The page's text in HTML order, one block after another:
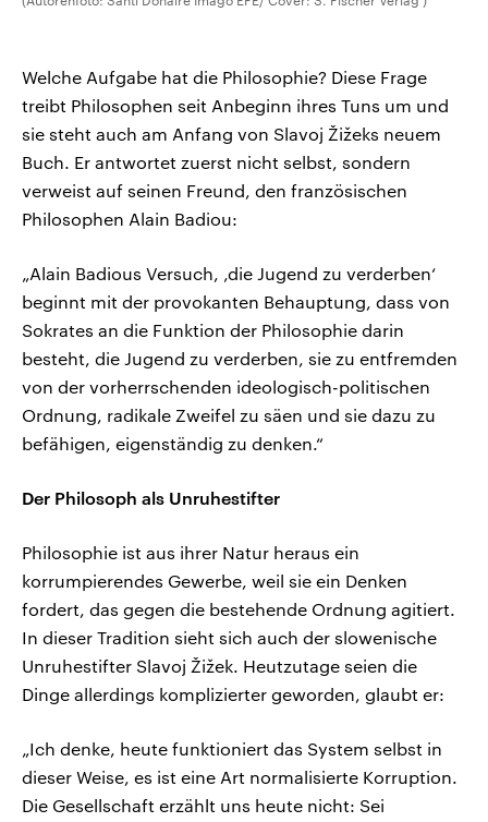
Welche Aufgabe hat die Philosophie? Diese Frage
treibt Philosophen seit Anbeginn ihres Tuns um und
sie steht auch am Anfang von Slavoj Žižeks neuem
Buch. Er antwortet zuerst nicht selbst, sondern
verweist auf seinen Freund, den französischen
Philosophen Alain Badiou:
„Alain Badious Versuch, ‚die Jugend zu verderben‘
beginnt mit der provokanten Behauptung, dass von
Sokrates an die Funktion der Philosophie darin
besteht, die Jugend zu verderben, sie zu entfremden
von der vorherrschenden ideologisch-politischen
Ordnung, radikale Zweifel zu säen und sie dazu zu
befähigen, eigenständig zu denken.“
Der Philosoph als Unruhestifter
Philosophie ist aus ihrer Natur heraus ein
korrumpierendes Gewerbe, weil sie ein Denken
fordert, das gegen die bestehende Ordnung agitiert.
In dieser Tradition sieht sich auch der slowenische
Unruhestifter Slavoj Žižek. Heutzutage seien die
Dinge allerdings komplizierter geworden, glaubt er:
„Ich denke, heute funktioniert das System selbst in
dieser Weise, es ist eine Art normalisierte Korruption.
Die Gesellschaft erzählt uns heute nicht: Sei